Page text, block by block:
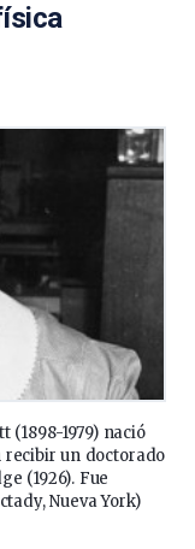
1979) nació
recibir un doctorado
(1926). Fue
Nueva York)